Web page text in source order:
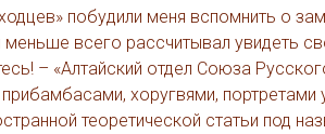
побудили меня вспомнить о
всего рассчитывал увидеть
– «Алтайский отдел Союза
хоругвями, портретами
теоретической статьи под